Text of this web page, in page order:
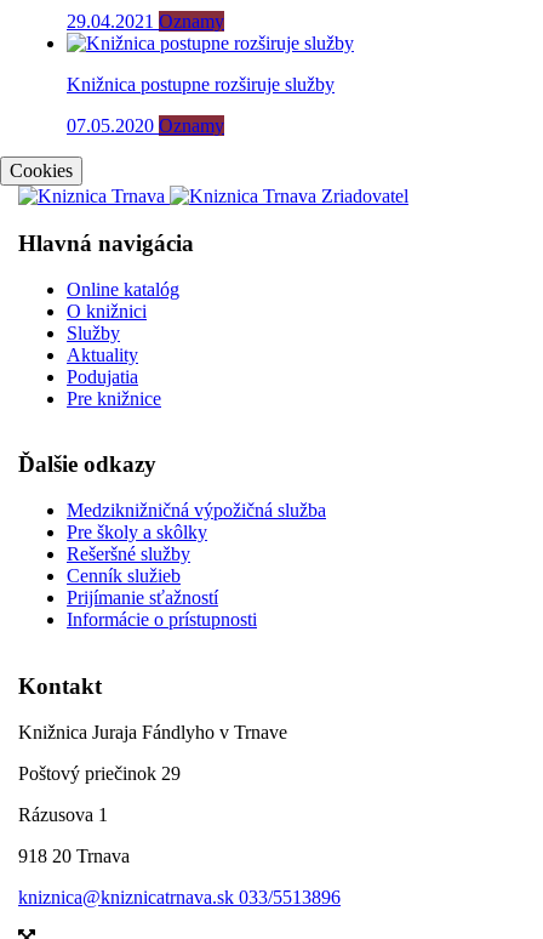
29.04.2021 Oznamy
Knižnica postupne rozširuje služby
07.05.2020 Oznamy
Cookies
Hlavná navigácia
Online katalóg
O knižnici
Služby
Aktuality
Podujatia
Pre knižnice
Ďalšie odkazy
Medziknižničná výpožičná služba
Pre školy a skôlky
Rešeršné služby
Cenník služieb
Prijímanie sťažností
Informácie o prístupnosti
Kontakt
Knižnica Juraja Fándlyho v Trnave
Poštový priečinok 29
Rázusova 1
918 20 Trnava
kniznica@kniznicatrnava.sk 033/5513896